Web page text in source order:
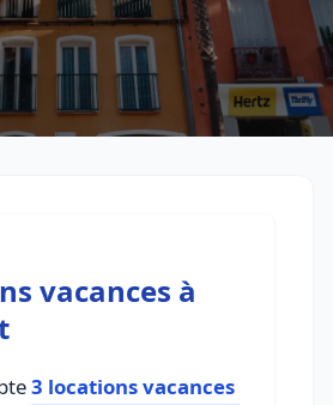
vacances à
3 locations vacances